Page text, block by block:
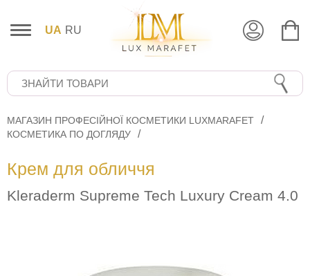
UA RU
МАГАЗИН ПРОФЕСІЙНОЇ КОСМЕТИКИ LUXMARAFET
КОСМЕТИКА ПО ДОГЛЯДУ
Крем для обличчя
Kleraderm Supreme Tech Luxury Cream 4.0